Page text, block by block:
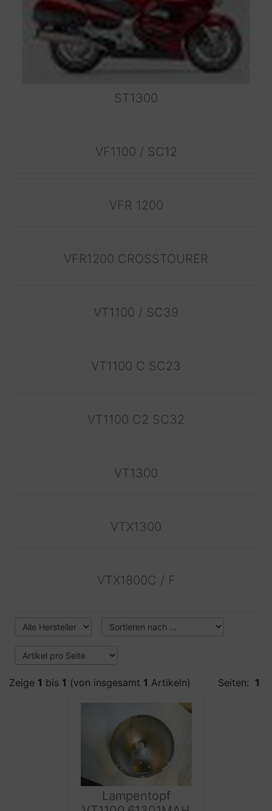
ST1300
VF1100 / SC12
VFR 1200
VFR1200 CROSSTOURER
VT1100 / SC39
VT1100 C SC23
VT1100 C2 SC32
VT1300
VTX1300
VTX1800C / F
Zeige 1 bis 1 (von insgesamt 1 Artikeln) Seiten: 1
Lampentopf